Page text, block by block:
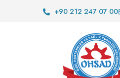
+90 212 247 07 00